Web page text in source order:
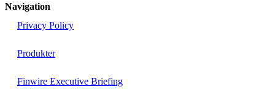
Navigation
Privacy Policy
Produkter
Finwire Executive Briefing